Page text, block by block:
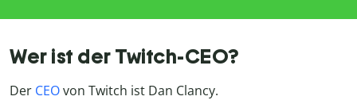
Wer ist der Twitch-CEO?
Der CEOvon Twitch ist Dan Clancy.